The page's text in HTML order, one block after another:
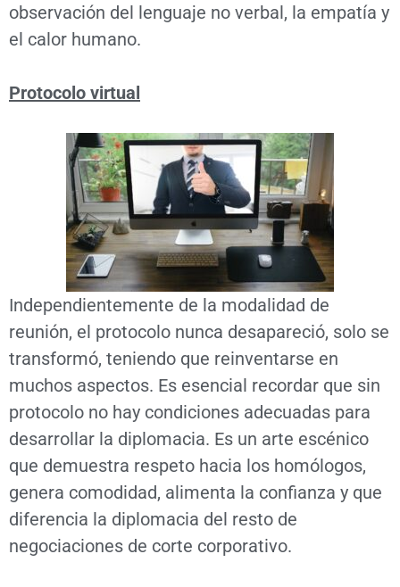
observación del lenguaje no verbal, la empatía y
el calor humano.
Protocolo virtual
Independientemente de la modalidad de
reunión, el protocolo nunca desapareció, solo se
transformó, teniendo que reinventarse en
muchos aspectos. Es esencial recordar que sin
protocolo no hay condiciones adecuadas para
desarrollar la diplomacia. Es un arte escénico
que demuestra respeto hacia los homólogos,
genera comodidad, alimenta la confianza y que
diferencia la diplomacia del resto de
negociaciones de corte corporativo.